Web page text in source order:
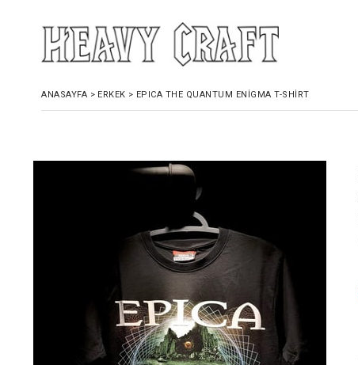
ANASAYFA > ERKEK > EPICA THE QUANTUM ENIGMA T-SHIRT